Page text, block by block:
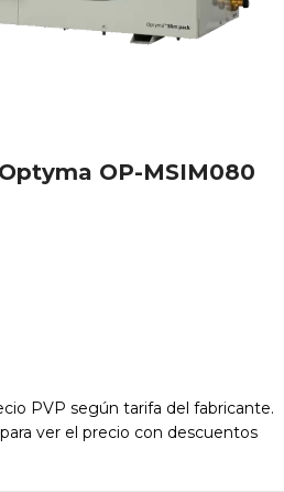
OP-MSIM080
PVP según tarifa del fabricante.
para ver el precio con descuentos